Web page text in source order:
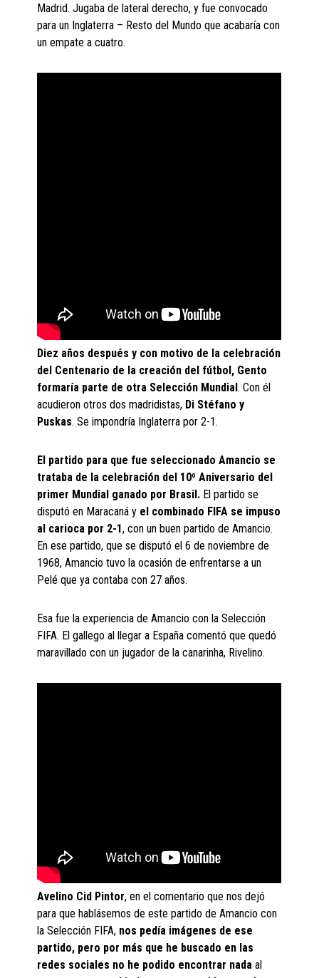
Madrid. Jugaba de lateral derecho, y fue convocado
para un Inglaterra – Resto del Mundo que acabaría con
un empate a cuatro.
Diez años después y con motivo de la celebración
del Centenario de la creación del fútbol, Gento
formaría parte de otra Selección Mundial. Con él
acudieron otros dos madridistas, Di Stéfano y
Puskas. Se impondría Inglaterra por 2-1.
El partido para que fue seleccionado Amancio se
trataba de la celebración del 10º Aniversario del
primer Mundial ganado por Brasil. El partido se
disputó en Maracaná y el combinado FIFA se impuso
al carioca por 2-1, con un buen partido de Amancio.
En ese partido, que se disputó el 6 de noviembre de
1968, Amancio tuvo la ocasión de enfrentarse a un
Pelé que ya contaba con 27 años.
Esa fue la experiencia de Amancio con la Selección
FIFA. El gallego al llegar a España comentó que quedó
maravillado con un jugador de la canarinha, Rivelino.
Avelino Cid Pintor, en el comentario que nos dejó
para que hablásemos de este partido de Amancio con
la Selección FIFA, nos pedía imágenes de ese
partido, pero por más que he buscado en las
redes sociales no he podido encontrar nadaal